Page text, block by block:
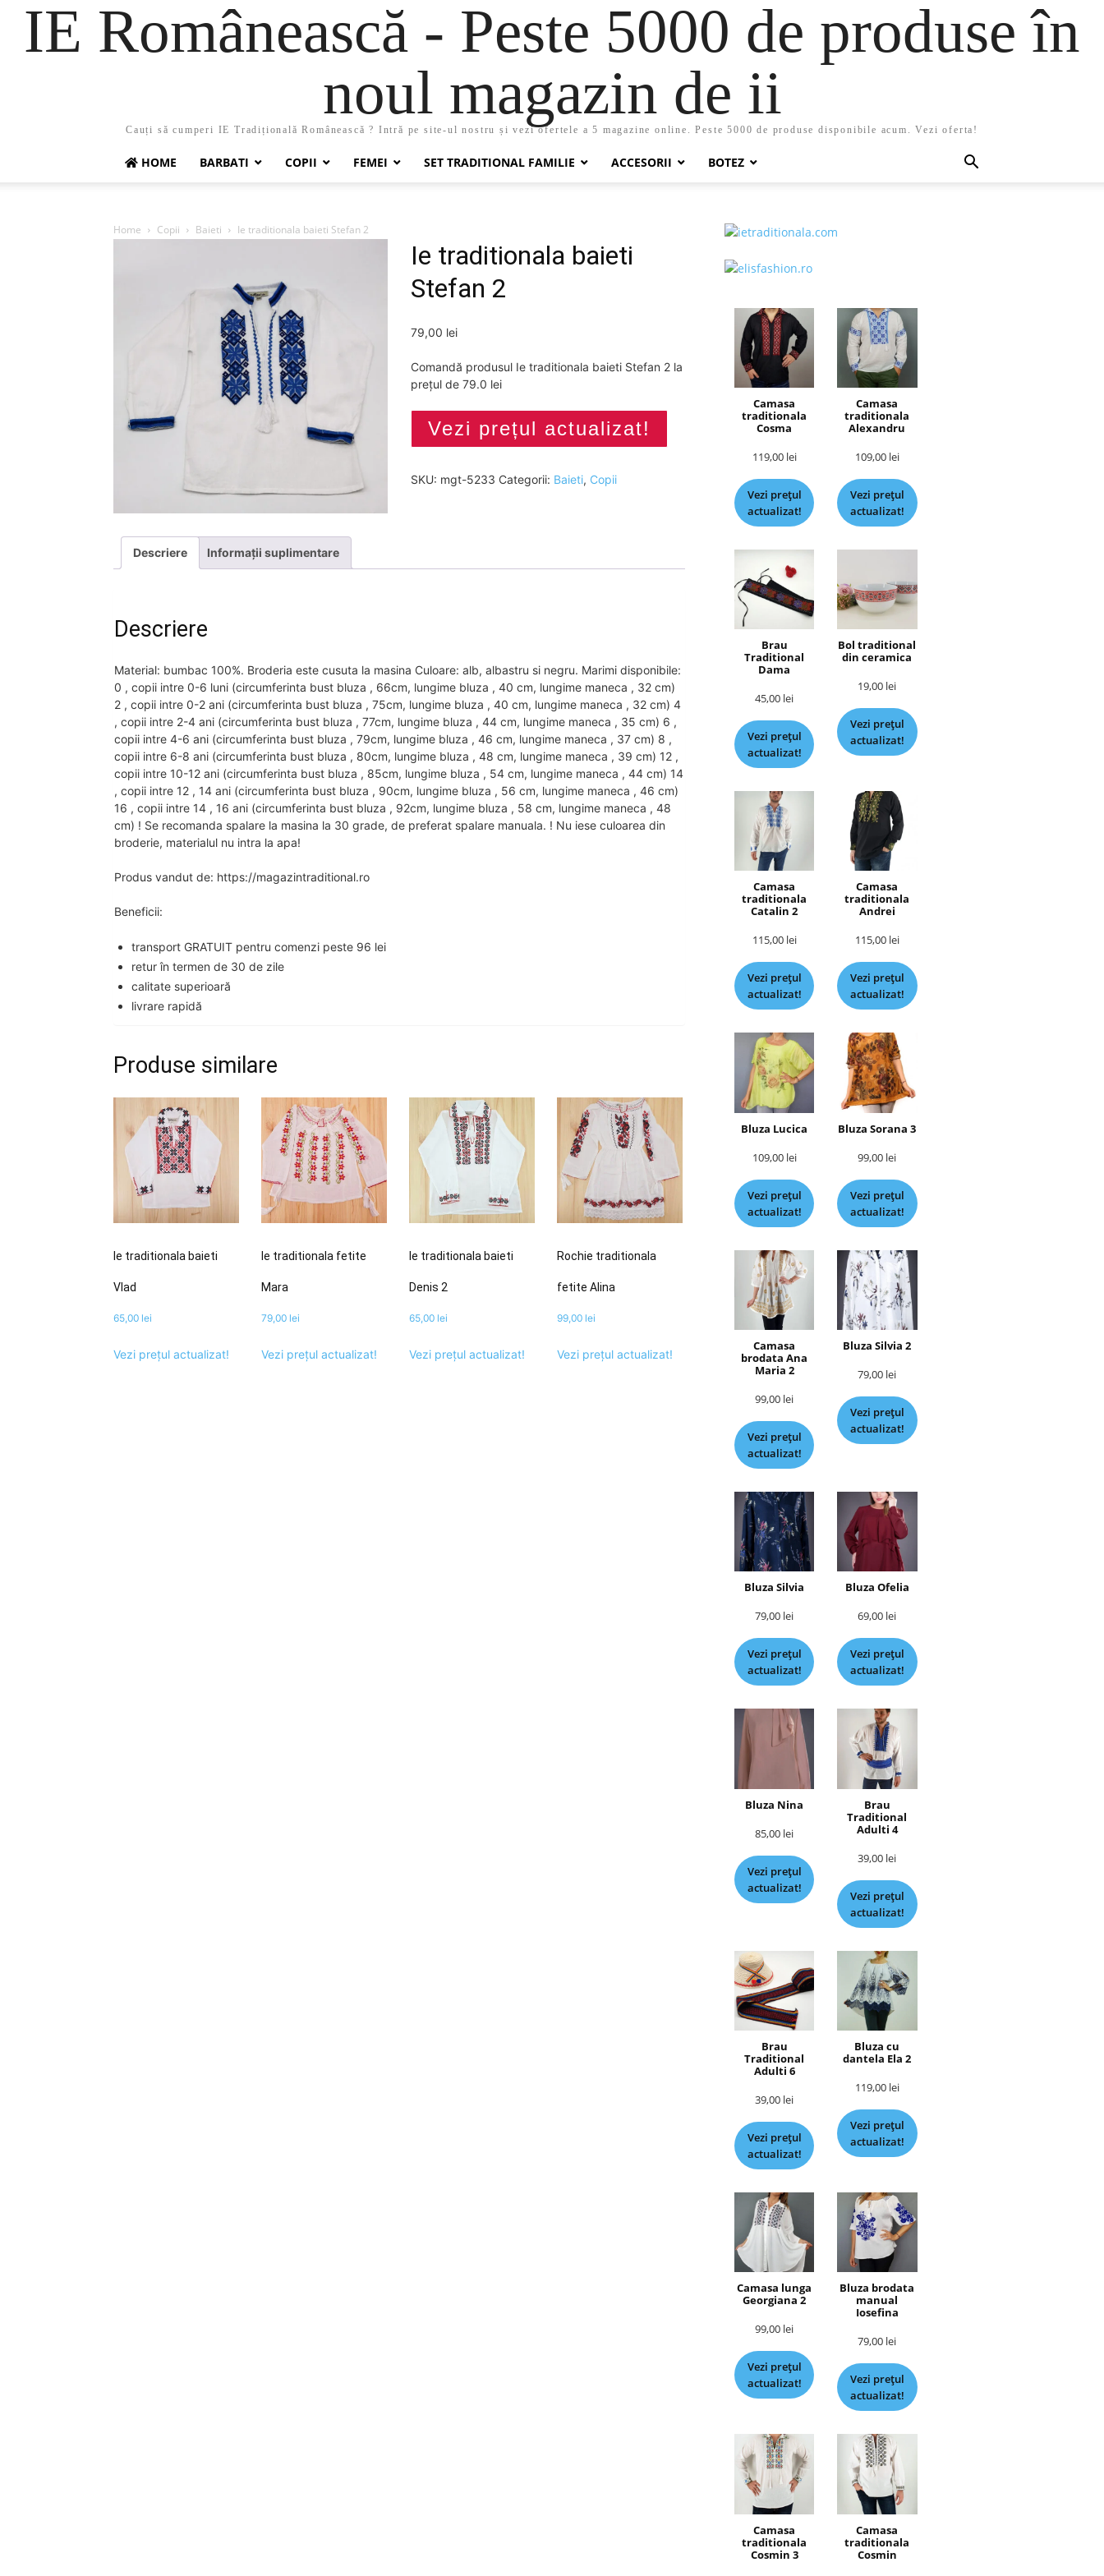
IE Românească - Peste 5000 de produse în
noul magazin de ii
Cauți să cumperi IE Tradițională Românească ? Intră pe site-ul nostru și vezi ofertele a 5 magazine online. Peste 5000 de produse disponibile acum. Vezi oferta!
HOME BARBATI COPII FEMEI SET TRADITIONAL FAMILIE ACCESORII BOTEZ
Home Copii Baieti Ie traditionala baieti Stefan 2
Ie traditionala baieti
Stefan 2
79,00 lei
Comandă produsul Ie traditionala baieti Stefan 2 la
prețul de 79.0 lei
Vezi prețul actualizat!
SKU: mgt-5233 Categorii: Baieti, Copii
Descriere Informații suplimentare
Descriere
Material: bumbac 100%. Broderia este cusuta la masina Culoare: alb, albastru si negru. Marimi disponibile:
0 , copii intre 0-6 luni (circumferinta bust bluza , 66cm, lungime bluza , 40 cm, lungime maneca , 32 cm)
2 , copii intre 0-2 ani (circumferinta bust bluza , 75cm, lungime bluza , 40 cm, lungime maneca , 32 cm) 4
, copii intre 2-4 ani (circumferinta bust bluza , 77cm, lungime bluza , 44 cm, lungime maneca , 35 cm) 6 ,
copii intre 4-6 ani (circumferinta bust bluza , 79cm, lungime bluza , 46 cm, lungime maneca , 37 cm) 8 ,
copii intre 6-8 ani (circumferinta bust bluza , 80cm, lungime bluza , 48 cm, lungime maneca , 39 cm) 12 ,
copii intre 10-12 ani (circumferinta bust bluza , 85cm, lungime bluza , 54 cm, lungime maneca , 44 cm) 14
, copii intre 12 , 14 ani (circumferinta bust bluza , 90cm, lungime bluza , 56 cm, lungime maneca , 46 cm)
16 , copii intre 14 , 16 ani (circumferinta bust bluza , 92cm, lungime bluza , 58 cm, lungime maneca , 48
cm) ! Se recomanda spalare la masina la 30 grade, de preferat spalare manuala. ! Nu iese culoarea din
broderie, materialul nu intra la apa!
Produs vandut de: https://magazintraditional.ro
Beneficii:
transport GRATUIT pentru comenzi peste 96 lei
retur în termen de 30 de zile
calitate superioară
livrare rapidă
Produse similare
Ie traditionala baieti
Vlad
65,00 lei
Vezi prețul actualizat!
Ie traditionala fetite
Mara
79,00 lei
Vezi prețul actualizat!
Ie traditionala baieti
Denis 2
65,00 lei
Vezi prețul actualizat!
Rochie traditionala
fetite Alina
99,00 lei
Vezi prețul actualizat!
Camasa
traditionala
Cosma
119,00 lei
Vezi prețul
actualizat!
Camasa
traditionala
Alexandru
109,00 lei
Vezi prețul
actualizat!
Brau
Traditional
Dama
45,00 lei
Vezi prețul
actualizat!
Bol traditional
din ceramica
19,00 lei
Vezi prețul
actualizat!
Camasa
traditionala
Catalin 2
115,00 lei
Vezi prețul
actualizat!
Camasa
traditionala
Andrei
115,00 lei
Vezi prețul
actualizat!
Bluza Lucica
109,00 lei
Vezi prețul
actualizat!
Bluza Sorana 3
99,00 lei
Vezi prețul
actualizat!
Camasa
brodata Ana
Maria 2
99,00 lei
Vezi prețul
actualizat!
Bluza Silvia 2
79,00 lei
Vezi prețul
actualizat!
Bluza Silvia
79,00 lei
Vezi prețul
actualizat!
Bluza Ofelia
69,00 lei
Vezi prețul
actualizat!
Bluza Nina
85,00 lei
Vezi prețul
actualizat!
Brau
Traditional
Adulti 4
39,00 lei
Vezi prețul
actualizat!
Brau
Traditional
Adulti 6
39,00 lei
Vezi prețul
actualizat!
Bluza cu
dantela Ela 2
119,00 lei
Vezi prețul
actualizat!
Camasa lunga
Georgiana 2
99,00 lei
Vezi prețul
actualizat!
Bluza brodata
manual
Iosefina
79,00 lei
Vezi prețul
actualizat!
Camasa
traditionala
Cosmin 3
Camasa
traditionala
Cosmin